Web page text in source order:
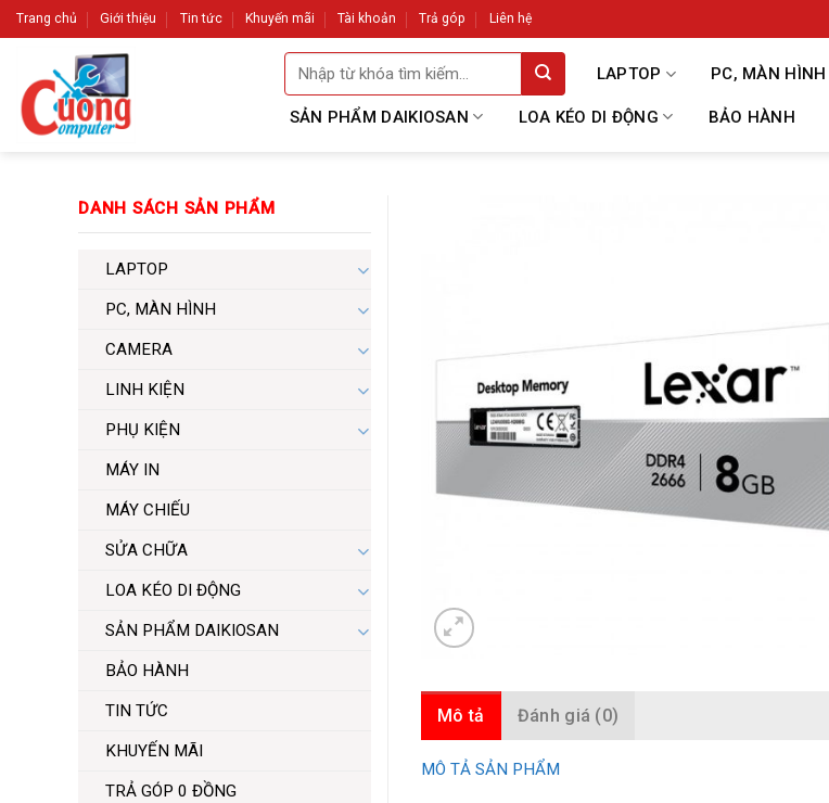
Skip
to
Trang chủ Giới thiệu Tin tức Khuyến mãi Tài khoản Trả góp Liên hệ
Tìm
kiếm:
LAPTOP PC, MÀN HÌNH
SẢN PHẨM DAIKIOSAN LOA KÉO DI ĐỘNG BẢO HÀNH
DANH SÁCH SẢN PHẨM
LAPTOP
PC, MÀN HÌNH
CAMERA
LINH KIỆN
PHỤ KIỆN
MÁY IN
MÁY CHIẾU
SỬA CHỮA
LOA KÉO DI ĐỘNG
SẢN PHẨM DAIKIOSAN
BẢO HÀNH
TIN TỨC
KHUYẾN MÃI
TRẢ GÓP 0 ĐỒNG
Mô tả Đánh giá (0)
MÔ TẢ SẢN PHẨM